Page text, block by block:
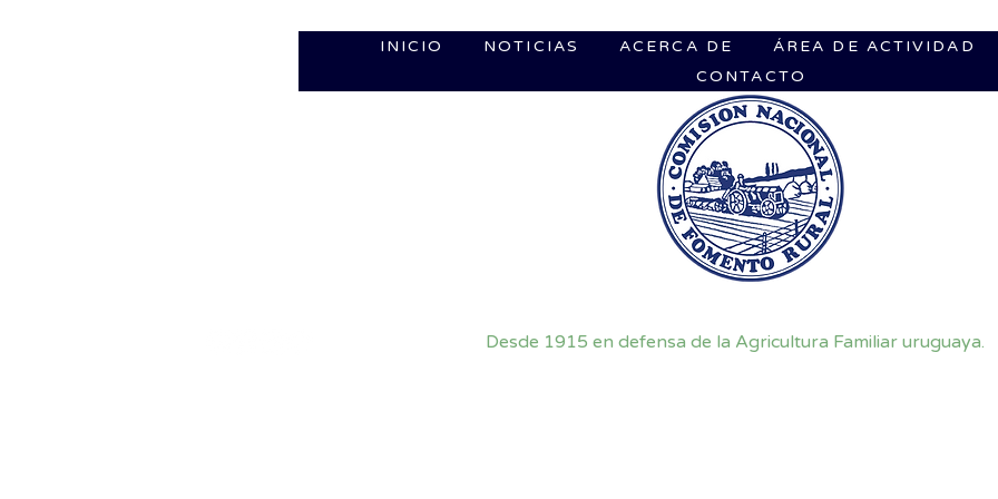
INICIO NOTICIAS ACERCA DE ÁREA DE ACTIVIDAD
CONTACTO
Desde 1915 en defensa de la Agricultura Familiar uruguaya.